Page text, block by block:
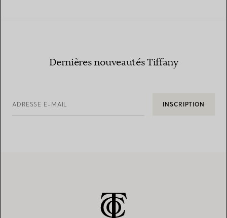
Dernières nouveautés Tiffany
ADRESSE E-MAIL INSCRIPTION